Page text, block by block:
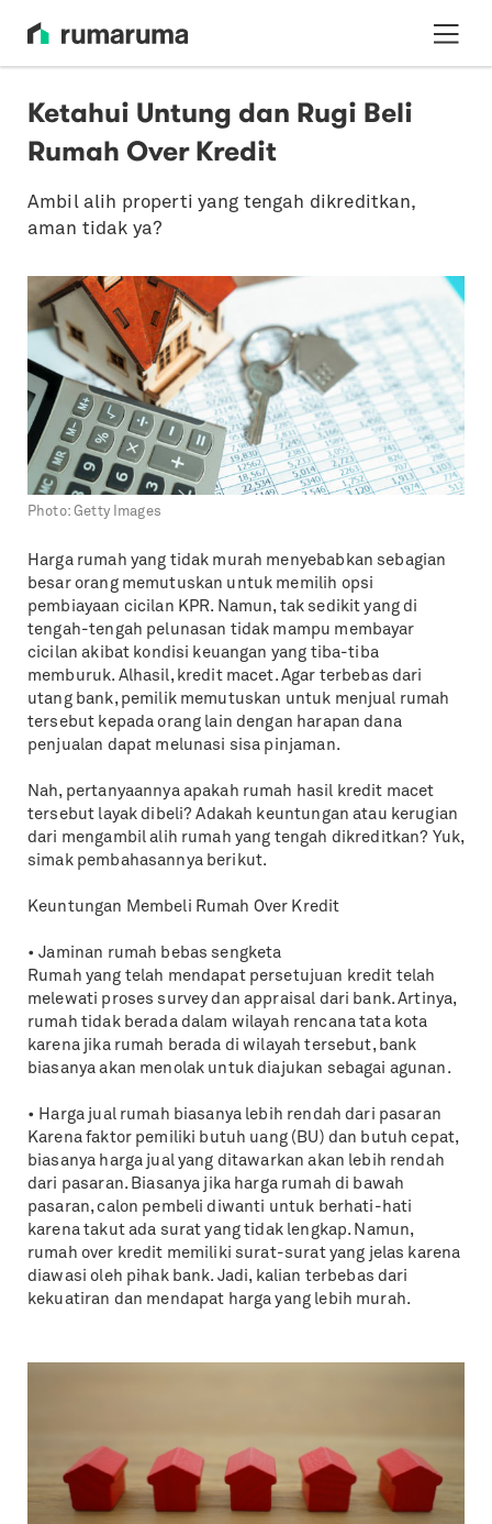
Ketahui Untung dan Rugi Beli
Rumah Over Kredit
Ambil alih properti yang tengah dikreditkan,
aman tidak ya?
Photo:Getty Images
Harga rumah yang tidak murah menyebabkan sebagian
besar orang memutuskan untuk memilih opsi
pembiayaan cicilan KPR. Namun, tak sedikit yang di
tengah-tengah pelunasan tidak mampu membayar
cicilan akibat kondisi keuangan yang tiba-tiba
memburuk. Alhasil, kredit macet. Agar terbebas dari
utang bank, pemilik memutuskan untuk menjual rumah
tersebut kepada orang lain dengan harapan dana
penjualan dapat melunasi sisa pinjaman.
Nah, pertanyaannya apakah rumah hasil kredit macet
tersebut layak dibeli? Adakah keuntungan atau kerugian
dari mengambil alih rumah yang tengah dikreditkan? Yuk,
simak pembahasannya berikut.
Keuntungan Membeli Rumah Over Kredit
• Jaminan rumah bebas sengketa
Rumah yang telah mendapat persetujuan kredit telah
melewati proses survey dan appraisal dari bank. Artinya,
rumah tidak berada dalam wilayah rencana tata kota
karena jika rumah berada di wilayah tersebut, bank
biasanya akan menolak untuk diajukan sebagai agunan.
• Harga jual rumah biasanya lebih rendah dari pasaran
Karena faktor pemiliki butuh uang (BU) dan butuh cepat,
biasanya harga jual yang ditawarkan akan lebih rendah
dari pasaran. Biasanya jika harga rumah di bawah
pasaran, calon pembeli diwanti untuk berhati-hati
karena takut ada surat yang tidak lengkap. Namun,
rumah over kredit memiliki surat-surat yang jelas karena
diawasi oleh pihak bank. Jadi, kalian terbebas dari
kekuatiran dan mendapat harga yang lebih murah.